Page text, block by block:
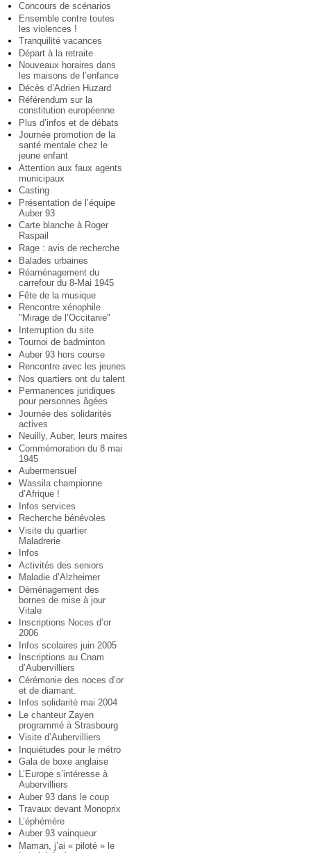
Concours de scénarios
Ensemble contre toutes
les violences !
Tranquilité vacances
Départ à la retraite
Nouveaux horaires dans
les maisons de l’enfance
Décès d’Adrien Huzard
Référendum sur la
constitution européenne
Plus d’infos et de débats
Journée promotion de la
santé mentale chez le
jeune enfant
Attention aux faux agents
municipaux
Casting
Présentation de l’équipe
Auber 93
Carte blanche à Roger
Raspail
Rage : avis de recherche
Balades urbaines
Réaménagement du
carrefour du 8-Mai 1945
Fête de la musique
Rencontre xénophile
"Mirage de l’Occitanie"
Interruption du site
Tournoi de badminton
Auber 93 hors course
Rencontre avec les jeunes
Nos quartiers ont du talent
Permanences juridiques
pour personnes âgées
Journée des solidarités
actives
Neuilly, Auber, leurs maires
Commémoration du 8 mai
1945
Aubermensuel
Wassila championne
d’Afrique !
Infos services
Recherche bénévoles
Visite du quartier
Maladrerie
Infos
Activités des seniors
Maladie d’Alzheimer
Déménagement des
bornes de mise à jour
Vitale
Inscriptions Noces d’or
2006
Infos scolaires juin 2005
Inscriptions au Cnam
d’Aubervilliers
Cérémonie des noces d’or
et de diamant.
Infos solidarité mai 2004
Le chanteur Zayen
programmé à Strasbourg
Visite d’Aubervilliers
Inquiétudes pour le métro
Gala de boxe anglaise
L’Europe s’intéresse à
Aubervilliers
Auber 93 dans le coup
Travaux devant Monoprix
L’éphémère
Auber 93 vainqueur
Maman, j’ai « piloté » le